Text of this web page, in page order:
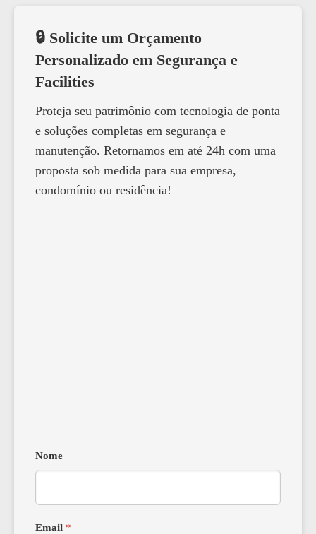
🔒 Solicite um Orçamento
Personalizado em Segurança e
Facilities
Proteja seu patrimônio com tecnologia de ponta
e soluções completas em segurança e
manutenção. Retornamos em até 24h com uma
proposta sob medida para sua empresa,
condomínio ou residência!
Nome
Email *